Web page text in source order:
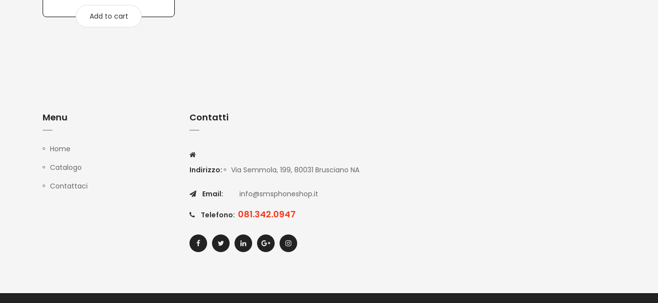
Add to cart
Menu
Home
Catalogo
Contattaci
Contatti
Indirizzo: Via Semmola, 199, 80031 Brusciano NA
Email: info@smsphoneshop.it
Telefono: 081.342.0947